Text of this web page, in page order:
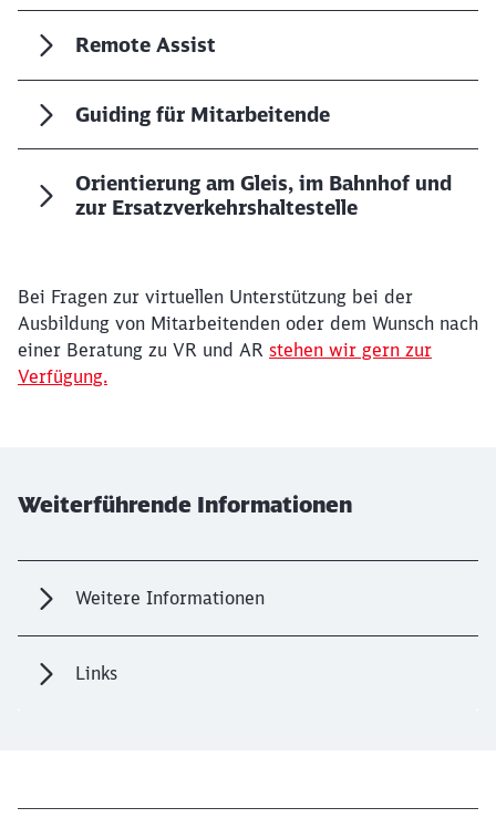
Remote Assist
Guiding für Mitarbeitende
Orientierung am Gleis, im Bahnhof und
zur Ersatzverkehrshaltestelle
Bei Fragen zur virtuellen Unterstützung bei der
Ausbildung von Mitarbeitenden oder dem Wunsch nach
einer Beratung zu VR und AR stehen wir gern zur
Verfügung.
Weiterführende Informationen
Weitere Informationen
Links